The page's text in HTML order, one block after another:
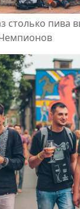
столько пива